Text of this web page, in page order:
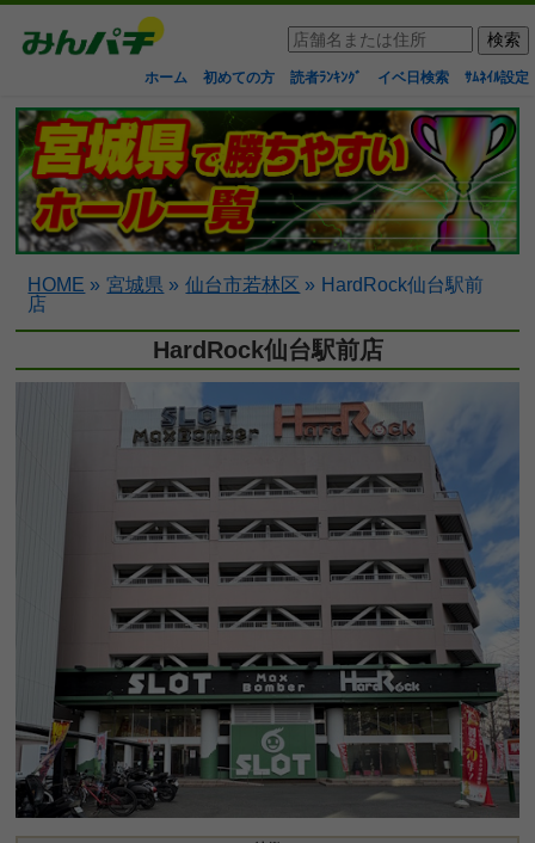
ホーム 初めての方 読者ﾗﾝｷﾝｸﾞ イベ日検索 ｻﾑﾈｲﾙ設定
HOME » 宮城県 » 仙台市若林区 » HardRock仙台駅前
店
HardRock仙台駅前店